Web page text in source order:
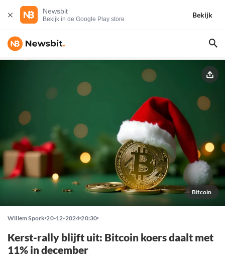
Newsbit
Bekijk in de Google Play store
Bekijk
Bitcoin
Willem Spork 20-12-2024 20:30
Kerst-rally blijft uit: Bitcoin koers daalt met
11% in december